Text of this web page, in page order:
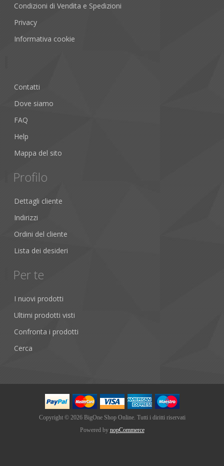
Condizioni di Vendita e Spedizioni
Privacy
Informativa cookie
Contatti
Dove siamo
FAQ
Help
Mappa del sito
Profilo
Dettagli cliente
Indirizzi
Ordini del cliente
Lista dei desideri
Per te
I nuovi prodotti
Ultimi prodotti visti
Confronta i prodotti
Cerca
Copyright © 2026 BigOne Shop Online. Tutti i diritti riservati
Powered by nopCommerce